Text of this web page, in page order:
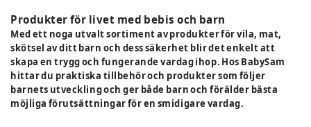
Produkter för livet med bebis och barn
Med ett noga utvalt sortiment av produkter för vila, mat,
skötsel av ditt barn och dess säkerhet blir det enkelt att
skapa en trygg och fungerande vardag ihop. Hos BabySam
hittar du praktiska tillbehör och produkter som följer
barnets utveckling och ger både barn och förälder bästa
möjliga förutsättningar för en smidigare vardag.